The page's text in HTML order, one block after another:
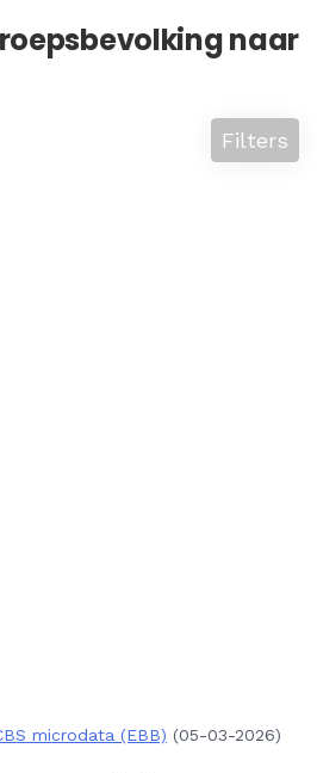
naar
Filters
microdata (EBB) (05-03-2026)